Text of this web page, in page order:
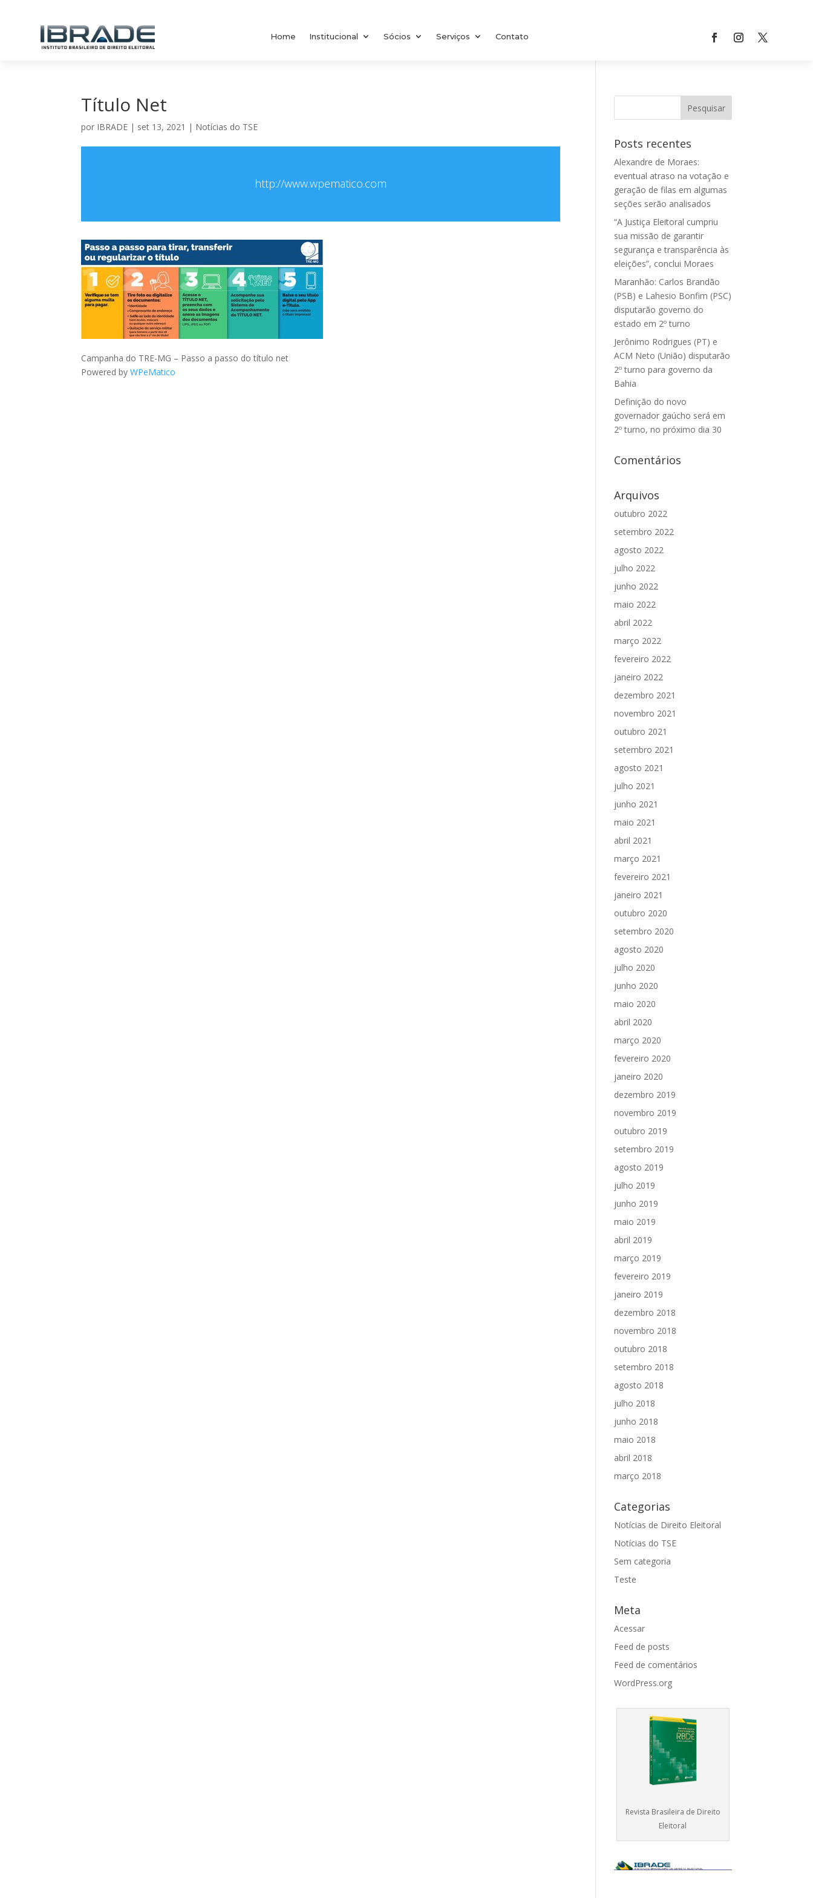
Home Institucional Sócios Serviços Contato
Título Net
por IBRADE | set 13, 2021 | Notícias do TSE
http://www.wpematico.com
Campanha do TRE-MG – Passo a passo do título net
Powered byWPeMatico
Posts recentes
Alexandre de Moraes:
eventual atraso na votação e
geração de filas em algumas
seções serão analisados
“A Justiça Eleitoral cumpriu
sua missão de garantir
segurança e transparência às
eleições”, conclui Moraes
Maranhão: Carlos Brandão
(PSB) e Lahesio Bonfim (PSC)
disputarão governo do
estado em 2º turno
Jerônimo Rodrigues (PT) e
ACM Neto (União) disputarão
2º turno para governo da
Bahia
Definição do novo
governador gaúcho será em
2º turno, no próximo dia 30
Comentários
Arquivos
outubro 2022
setembro 2022
agosto 2022
julho 2022
junho 2022
maio 2022
abril 2022
março 2022
fevereiro 2022
janeiro 2022
dezembro 2021
novembro 2021
outubro 2021
setembro 2021
agosto 2021
julho 2021
junho 2021
maio 2021
abril 2021
março 2021
fevereiro 2021
janeiro 2021
outubro 2020
setembro 2020
agosto 2020
julho 2020
junho 2020
maio 2020
abril 2020
março 2020
fevereiro 2020
janeiro 2020
dezembro 2019
novembro 2019
outubro 2019
setembro 2019
agosto 2019
julho 2019
junho 2019
maio 2019
abril 2019
março 2019
fevereiro 2019
janeiro 2019
dezembro 2018
novembro 2018
outubro 2018
setembro 2018
agosto 2018
julho 2018
junho 2018
maio 2018
abril 2018
março 2018
Categorias
Notícias de Direito Eleitoral
Notícias do TSE
Sem categoria
Teste
Meta
Acessar
Feed de posts
Feed de comentários
WordPress.org
Revista Brasileira de Direito
Eleitoral